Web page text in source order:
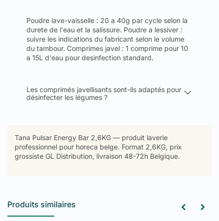
Poudre lave-vaisselle : 20 a 40g par cycle selon la
durete de l'eau et la salissure. Poudre a lessiver :
suivre les indications du fabricant selon le volume
du tambour. Comprimes javel : 1 comprime pour 10
a 15L d'eau pour desinfection standard.
Les comprimés javellisants sont-ils adaptés pour
désinfecter les légumes ?
Tana Pulsar Energy Bar 2,6KG — produit laverie
professionnel pour horeca belge. Format 2,6KG, prix
grossiste GL Distribution, livraison 48-72h Belgique.
Produits similaires